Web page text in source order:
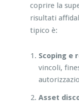
coprire la
risultati
tipico è:
Scoping e
vincoli,
Asset